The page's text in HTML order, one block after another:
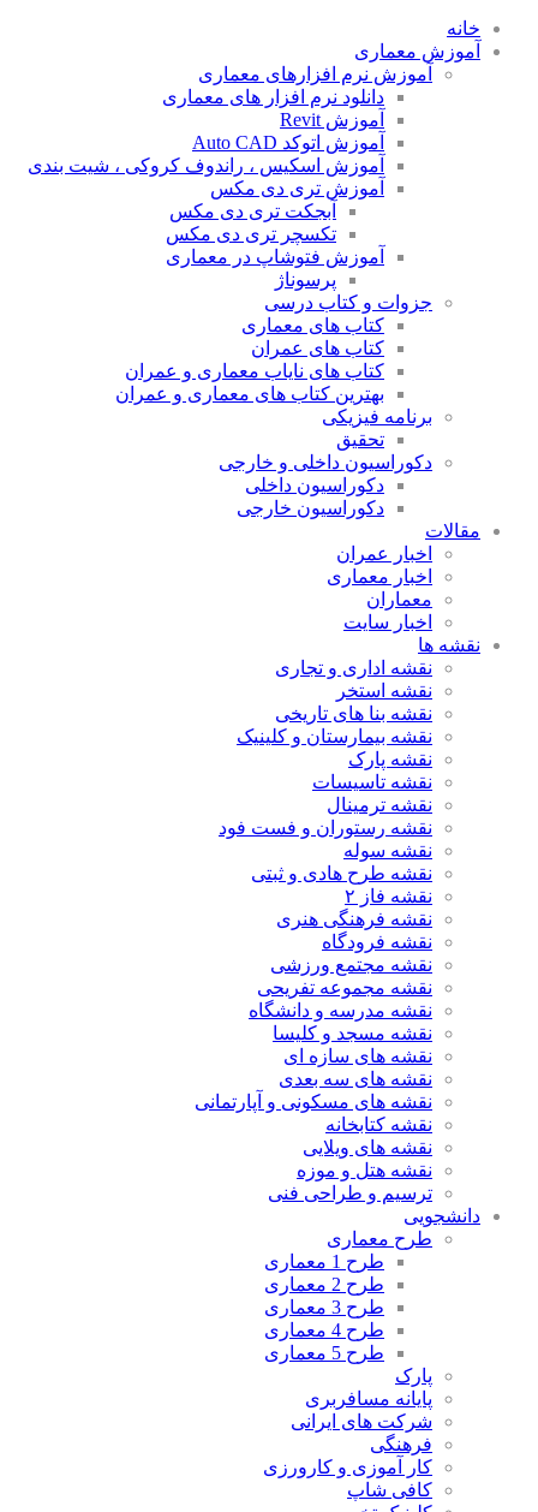
خانه
آموزش معماری
آموزش نرم افزارهای معماری
دانلود نرم افزار های معماری
آموزش Revit
آموزش اتوکد Auto CAD
آموزش اسکیس ، راندوف کروکی ، شیت بندی
آموزش تری دی مکس
آبجکت تری دی مکس
تکسچر تری دی مکس
آموزش فتوشاپ در معماری
پرسوناژ
جزوات و کتاب درسی
کتاب های معماری
کتاب های عمران
کتاب های نایاب معماری و عمران
بهترین کتاب های معماری و عمران
برنامه فیزیکی
تحقیق
دکوراسیون داخلی و خارجی
دکوراسیون داخلی
دکوراسیون خارجی
مقالات
اخبار عمران
اخبار معماری
معماران
اخبار سایت
نقشه ها
نقشه اداری و تجاری
نقشه استخر
نقشه بنا های تاریخی
نقشه بیمارستان و کلینیک
نقشه پارک
نقشه تاسیسات
نقشه ترمینال
نقشه رستوران و فست فود
نقشه سوله
نقشه طرح هادی و ثبتی
نقشه فاز ۲
نقشه فرهنگی هنری
نقشه فرودگاه
نقشه مجتمع ورزشی
نقشه مجموعه تفریحی
نقشه مدرسه و دانشگاه
نقشه مسجد و کلیسا
نقشه های سازه ای
نقشه های سه بعدی
نقشه های مسکونی و آپارتمانی
نقشه کتابخانه
نقشه های ویلایی
نقشه هتل و موزه
ترسیم و طراحی فنی
دانشجویی
طرح معماری
طرح 1 معماری
طرح 2 معماری
طرح 3 معماری
طرح 4 معماری
طرح 5 معماری
پارک
پایانه مسافربری
شرکت های ایرانی
فرهنگی
کار آموزی و کارورزی
کافی شاپ